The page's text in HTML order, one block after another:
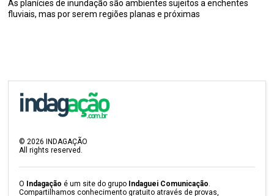
As planícies de inundação são ambientes sujeitos a enchentes
fluviais, mas por serem regiões planas e próximas
©2026 INDAGAÇÃO
All rights reserved.
O Indagação é um site do grupo Indaguei Comunicação.
Compartilhamos conhecimento gratuito através de provas,